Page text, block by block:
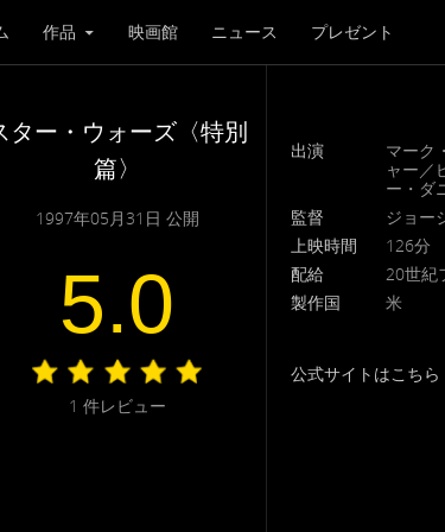
作品 映画館 ニュース プレゼント
ター・ウォーズ〈特別
篇〉
1997年05月31日 公開
5.0
1 件レビュー
出演
マーク
ャー／
ー・ダ
監督
ジョー
上映時間
126分
配給
20世紀
製作国
米
公式サイトはこちら